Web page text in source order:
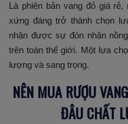
Là phiên bản vang đỏ giá rẻ,
xứng đáng trở thành chọn
nhận được sự đón nhận
trên toàn thế giới. Một lựa
lượng và sang trọng.
NÊN MUA RƯỢU
ĐÂU CHẤT